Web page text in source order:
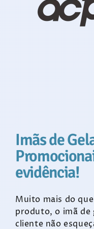
Imãs de
evidência!
Muito mais do
produto, o imã de
cliente não